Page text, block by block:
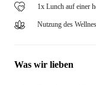
1x Lunch auf einer
Nutzung des
Was wir lieben